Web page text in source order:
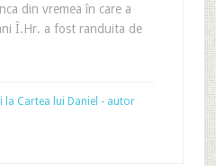
din vremea în care a
Î.Hr. a fost randuita de
la Cartea lui Daniel - autor